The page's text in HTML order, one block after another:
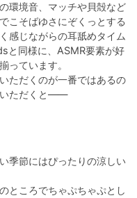
環境音、マッチや貝殻など
こそばゆさにぞくっとする
感じながらの耳舐めタイム
と同様に、ASMR要素が好
っています。
ただくのが一番ではあるの
いただくと――
季節にはぴったりの涼しい
ところでちゃぷちゃぷとし